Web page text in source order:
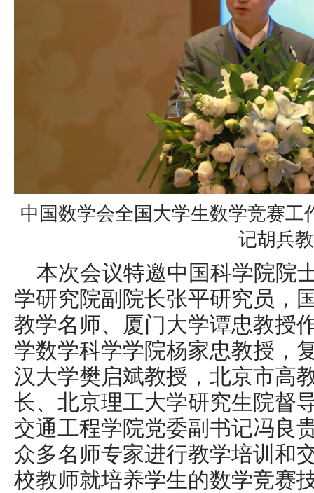
中国数学会全国大学生数学竞赛
记胡兵
本次会议特邀中国科学院院
学研究院副院长张平研究员，
教学名师、厦门大学谭忠教授
学数学科学学院杨家忠教授，
汉大学樊启斌教授，北京市高
长、北京理工大学研究生院督
交通工程学院党委副书记冯良
众多名师专家进行教学培训和
校教师就培养学生的数学竞赛